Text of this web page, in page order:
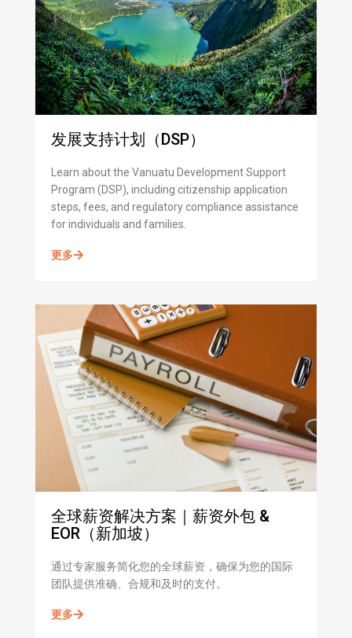
发展支持计划（DSP）
Learn about the Vanuatu Development Support
Program (DSP), including citizenship application
steps, fees, and regulatory compliance assistance
for individuals and families.
更多
全球薪资解决方案｜薪资外包 &
EOR（新加坡）
通过专家服务简化您的全球薪资，确保为您的国际
团队提供准确、合规和及时的支付。
更多